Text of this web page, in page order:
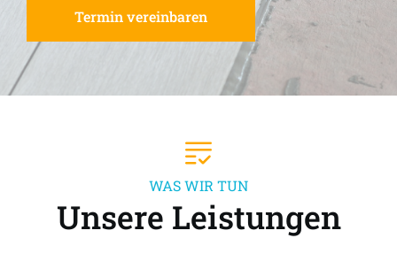
Termin vereinbaren
WAS WIR TUN
Unsere Leistungen